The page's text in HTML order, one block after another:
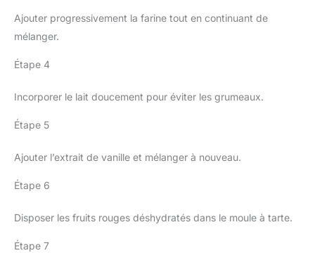
Ajouter progressivement la farine tout en continuant de
mélanger.
Étape 4
Incorporer le lait doucement pour éviter les grumeaux.
Étape 5
Ajouter l’extrait de vanille et mélanger à nouveau.
Étape 6
Disposer les fruits rouges déshydratés dans le moule à tarte.
Étape 7